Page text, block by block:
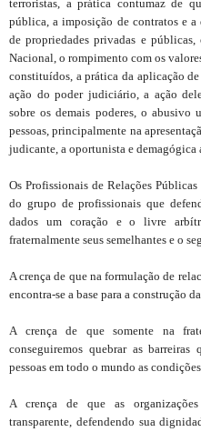
terroristas, a prática contumaz de
pública, a imposição de contratos e
de propriedades privadas e públicas,
Nacional, o rompimento com os
constituídos, a prática da aplicação
ação do poder judiciário, a ação
sobre os demais poderes, o
pessoas, principalmente na
judicante, a oportunista e
Os Profissionais de Relações
do grupo de profissionais que
dados um coração e o livre
fraternalmente seus semelhantes e o
A crença de que na formulação de
encontra-se a base para a construção
A crença de que somente na
conseguiremos quebrar as
pessoas em todo o mundo as
A crença de que as
transparente, defendendo sua